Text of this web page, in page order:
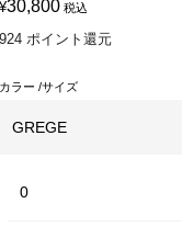
¥30,800 税込
924 ポイント還元
カラー サイズ
GREGE
0